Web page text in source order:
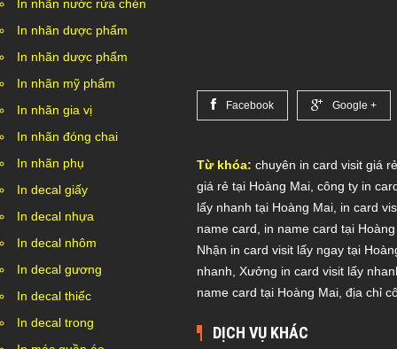
Facebook Google +
Từ khóa: chuyên in card visit giá
giá rẻ tại Hoàng Mai công ty in
lấy nhanh tại Hoàng Mai in card
name card
in name card tại
Nhận in card visit lấy ngay tại
nhanh Xưởng in card visit lấy
name card tại Hoàng Mai địa chỉ
DỊCH VỤ KHÁC
In nhãn nước rửa chén
In nhãn dược phẩm
In nhãn dược phẩm
In nhãn mỹ phẩm
In nhãn gia vị
In nhãn đóng chai
In nhãn phụ
In decal giấy
In decal nhựa
In decal nhôm
In decal gương
In decal thiếc
In decal trong